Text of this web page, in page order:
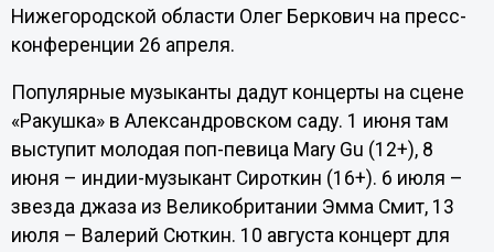
Нижегородской области Олег Беркович на пресс-
конференции 26 апреля.
Популярные музыканты дадут концерты на сцене
«Ракушка» в Александровском саду. 1 июня там
выступит молодая поп-певица Mary Gu (12+), 8
июня – индии-музыкант Сироткин (16+). 6 июля –
звезда джаза из Великобритании Эмма Смит, 13
июля – Валерий Сюткин. 10 августа концерт для